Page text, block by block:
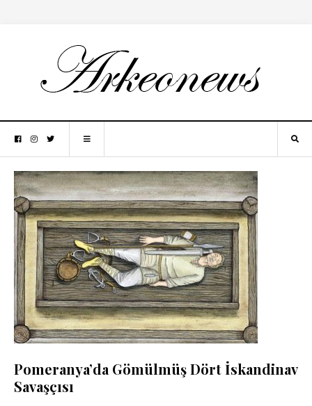
Pomeranya’da Gömülmüş Dört İskandinav
Savaşçısı